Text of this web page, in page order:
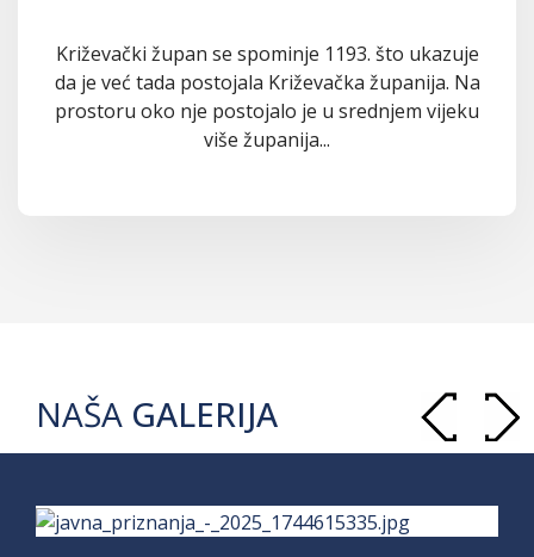
Križevački župan se spominje 1193. što ukazuje
da je već tada postojala Križevačka županija. Na
prostoru oko nje postojalo je u srednjem vijeku
više županija...
NAŠA GALERIJA